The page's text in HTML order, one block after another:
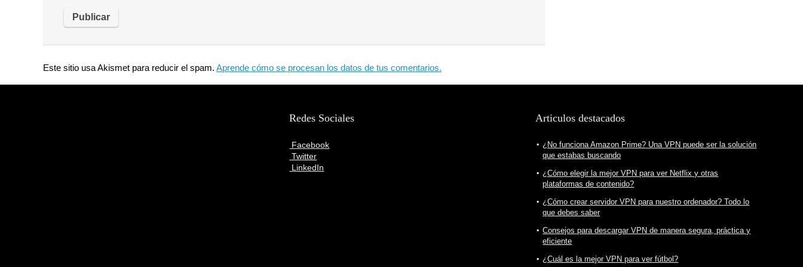
Este sitio usa Akismet para reducir el spam. Aprende cómo se procesan los datos de tus comentarios.
Redes Sociales
Facebook
Twitter
LinkedIn
Articulos destacados
¿No funciona Amazon Prime? Una VPN puede ser la solución
que estabas buscando
¿Cómo elegir la mejor VPN para ver Netflix y otras
plataformas de contenido?
¿Cómo crear servidor VPN para nuestro ordenador? Todo lo
que debes saber
Consejos para descargar VPN de manera segura, práctica y
eficiente
¿Cuál es la mejor VPN para ver fútbol?